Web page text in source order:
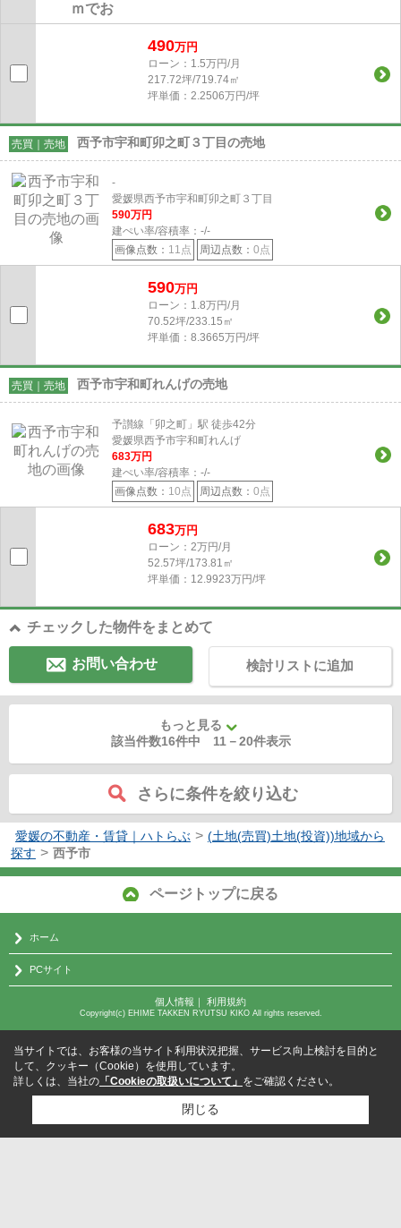
490万円
ローン：1.5万円/月
217.72坪/719.74㎡
坪単価：2.2506万円/坪
売買｜売地 西予市宇和町卯之町３丁目の売地
-
愛媛県西予市宇和町卯之町３丁目
590万円
建ぺい率/容積率： -/-
画像点数： 11点 周辺点数： 0点
590万円
ローン：1.8万円/月
70.52坪/233.15㎡
坪単価：8.3665万円/坪
売買｜売地 西予市宇和町れんげの売地
予讃線「卯之町」駅 徒歩42分
愛媛県西予市宇和町れんげ
683万円
建ぺい率/容積率： -/-
画像点数： 10点 周辺点数： 0点
683万円
ローン：2万円/月
52.57坪/173.81㎡
坪単価：12.9923万円/坪
チェックした物件をまとめて
お問い合わせ 検討リストに追加
もっと見る
該当件数16件中 11 －20件表示
さらに条件を絞り込む
愛媛の不動産・賃貸｜ハトらぶ > (土地(売買)土地(投資))地域から
探す > 西予市
ページトップに戻る
ホーム
PCサイト
個人情報 ｜ 利用規約
Copyright(c) EHIME TAKKEN RYUTSU KIKO All rights reserved.
当サイトでは、お客様の当サイト利用状況把握、サービス向上検討を目的と
して、クッキー（Cookie）を使用しています。
詳しくは、当社の 「Cookieの取扱いについて」 をご確認ください。
閉じる